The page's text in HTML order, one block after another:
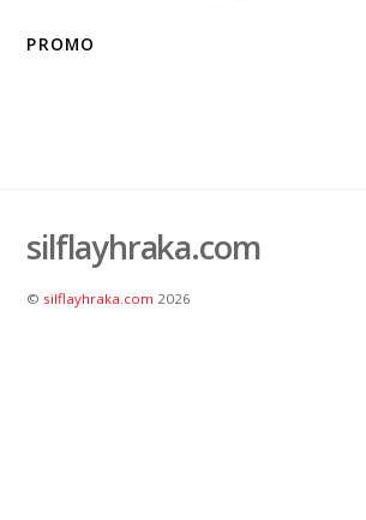
PROMO
silflayhraka.com
© silflayhraka.com 2026